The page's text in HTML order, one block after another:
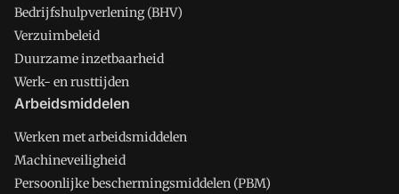
Bedrijfshulpverlening (BHV)
Verzuimbeleid
Duurzame inzetbaarheid
Werk- en rusttijden
Arbeidsmiddelen
Werken met arbeidsmiddelen
Machineveiligheid
Persoonlijke beschermingsmiddelen (PBM)